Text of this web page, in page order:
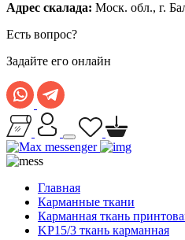
Адрес скалада: Моск. обл., г.
Есть вопрос?
Задайте его онлайн
Главная
Карманные ткани
Карманная ткань
KP15/3 ткань карманная